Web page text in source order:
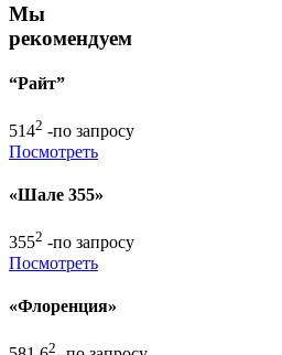
Мы
рекомендуем
“Райт”
5142 -по запросу
Посмотреть
«Шале 355»
3552 -по запросу
Посмотреть
«Флоренция»
2